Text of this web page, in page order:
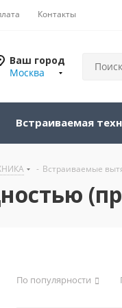
Контакты
Ваш город
Москва
Встраиваемая
- Встраиваемые
По популярности